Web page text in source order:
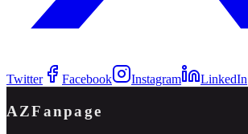
Twitter Facebook Instagram LinkedIn
AZFanpage